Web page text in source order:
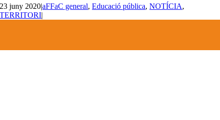
23 juny 2020|aFFaC general,Educació pública,NOTÍCIA,
TERRITORI|